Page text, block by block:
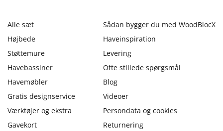
Alle sæt
Højbede
Støttemure
Havebassiner
Havemøbler
Gratis designservice
Værktøjer og ekstra
Gavekort
Sådan bygger du med WoodBlocX
Haveinspiration
Levering
Ofte stillede spørgsmål
Blog
Videoer
Persondata og cookies
Returnering